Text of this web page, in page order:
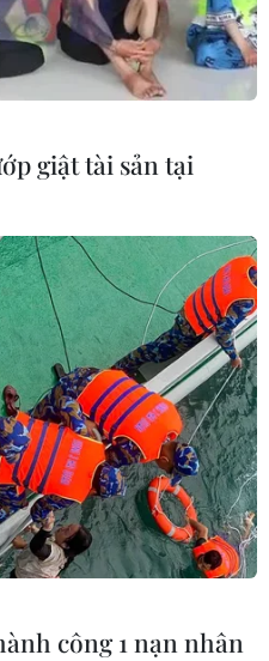
thị trường chứng
Mỹ đang ở trong tình
so sánh với kỷ nguyên
năm 1929 và sự điên
năm 2006.
giật tài sản tại
công 1 nạn nhân